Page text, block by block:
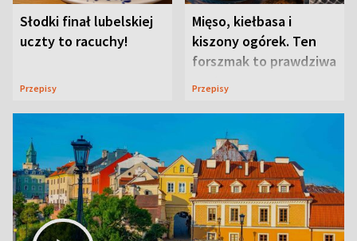
Słodki finał lubelskiej
uczty to racuchy!
Przepisy
Mięso, kiełbasa i
kiszony ogórek. Ten
forszmak to prawdziwa
uczta
Przepisy